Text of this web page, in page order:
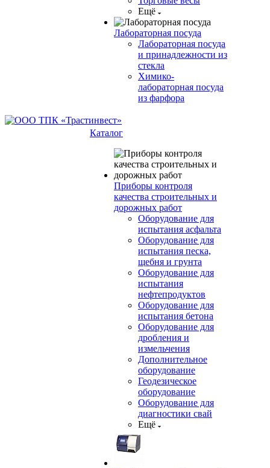
Ещё
Лабораторная посуда
Лабораторная посуда
и принадлежности из
стекла
Химико-
лабораторная посуда
из фарфора
Каталог
Приборы контроля
качества строительных и
дорожных работ
Оборудование для
испытания асфальта
Оборудование для
испытания песка,
щебня и грунта
Оборудование для
испытания
нефтепродуктов
Оборудование для
испытания бетона
Оборудование для
дробления и
измельчения
Дополнительное
оборудование
Геодезическое
оборудование
Оборудование для
диагностики свай
Ещё